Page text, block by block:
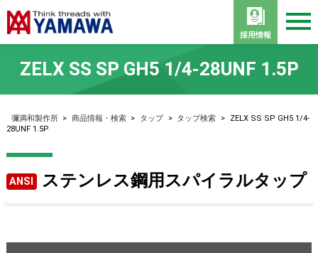
採用情報
ZELX SS SP GH5 1/4-28UNF 1.5P
彌満和製作所 > 商品情報・検索 > タップ > タップ検索 >
ZELX SS SP GH5 1/4-
28UNF 1.5P
ANSI ステンレス鋼用スパイラルタップ